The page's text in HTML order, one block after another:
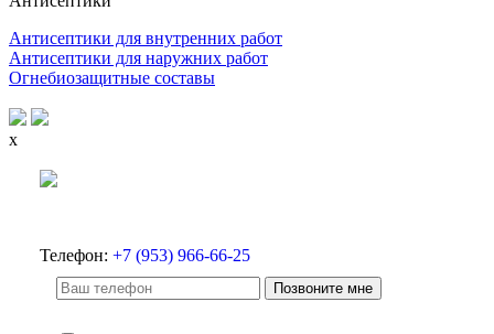
Антисептики для внутренних работ
Антисептики для наружних работ
Огнебиозащитные составы
x
Телефон: +7 (953) 966-66-25
Позвоните мне